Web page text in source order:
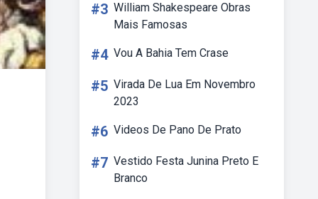
#3 William Shakespeare Obras
Mais Famosas
#4 Vou A Bahia Tem Crase
#5 Virada De Lua Em Novembro
2023
#6 Videos De Pano De Prato
#7 Vestido Festa Junina Preto E
Branco